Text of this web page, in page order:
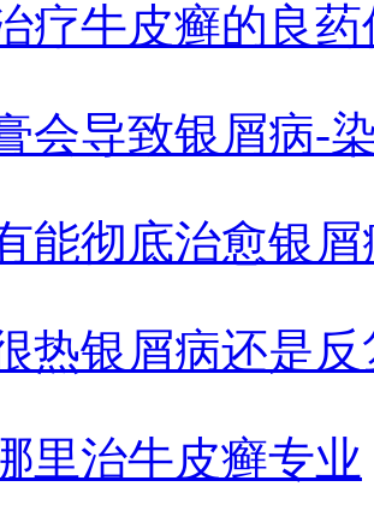
疗牛皮癣的良药
会导致银屑病-
能彻底治愈银
热银屑病还是反
里治牛皮癣专业